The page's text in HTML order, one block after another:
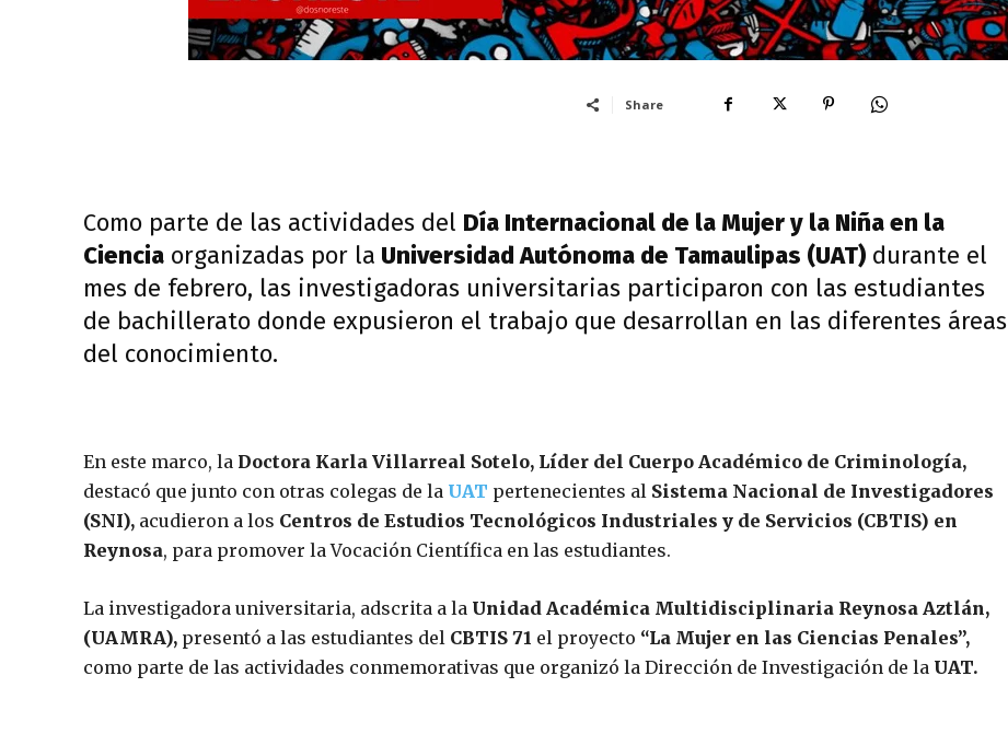
Share
Como parte de las actividades del Día Internacional de la Mujer y la Niña en la
Ciencia organizadas por la Universidad Autónoma de Tamaulipas (UAT) durante el
mes de febrero, las investigadoras universitarias participaron con las estudiantes
de bachillerato donde expusieron el trabajo que desarrollan en las diferentes áreas
del conocimiento.
En este marco, la Doctora Karla Villarreal Sotelo, Líder del Cuerpo Académico de Criminología,
destacó que junto con otras colegas de la UAT pertenecientes al Sistema Nacional de Investigadores
(SNI), acudieron a los Centros de Estudios Tecnológicos Industriales y de Servicios (CBTIS) en
Reynosa, para promover la Vocación Científica en las estudiantes.
La investigadora universitaria, adscrita a la Unidad Académica Multidisciplinaria Reynosa Aztlán,
(UAMRA), presentó a las estudiantes del CBTIS 71 el proyecto “La Mujer en las Ciencias Penales”,
como parte de las actividades conmemorativas que organizó la Dirección de Investigación de la UAT.